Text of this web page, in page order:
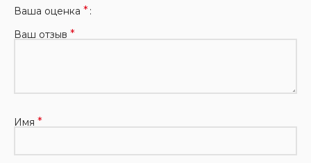
Ваша оценка *
Ваш отзыв *
Имя *